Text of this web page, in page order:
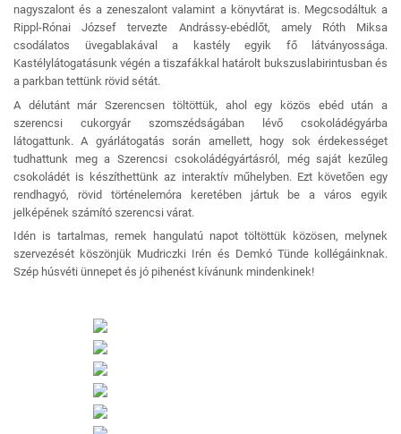
nagyszalont és a zeneszalont valamint a könyvtárat is. Megcsodáltuk a
Rippl-Rónai József tervezte Andrássy-ebédlőt, amely Róth Miksa
csodálatos üvegablakával a kastély egyik fő látványossága.
Kastélylátogatásunk végén a tiszafákkal határolt bukszuslabirintusban és
a parkban tettünk rövid sétát.
A délutánt már Szerencsen töltöttük, ahol egy közös ebéd után a
szerencsi cukorgyár szomszédságában lévő csokoládégyárba
látogattunk. A gyárlátogatás során amellett, hogy sok érdekességet
tudhattunk meg a Szerencsi csokoládégyártásról, még saját kezűleg
csokoládét is készíthettünk az interaktív műhelyben. Ezt követően egy
rendhagyó, rövid történelemóra keretében jártuk be a város egyik
jelképének számító szerencsi várat.
Idén is tartalmas, remek hangulatú napot töltöttük közösen, melynek
szervezését köszönjük Mudriczki Irén és Demkó Tünde kollégáinknak.
Szép húsvéti ünnepet és jó pihenést kívánunk mindenkinek!